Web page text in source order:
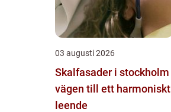
03 augusti 2026
Skalfasader i stockholm
vägen till ett harmoniskt
leende